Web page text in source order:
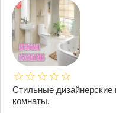
Стильные
комнаты.